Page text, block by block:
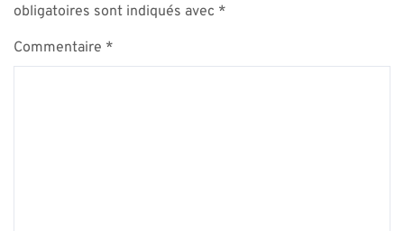
obligatoires sont indiqués avec *
Commentaire *